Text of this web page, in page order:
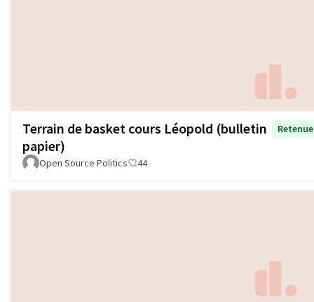
Terrain de basket cours Léopold (bulletin
papier)
Retenue
Open Source Politics 44